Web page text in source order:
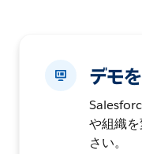
デモ
や組織
さい。